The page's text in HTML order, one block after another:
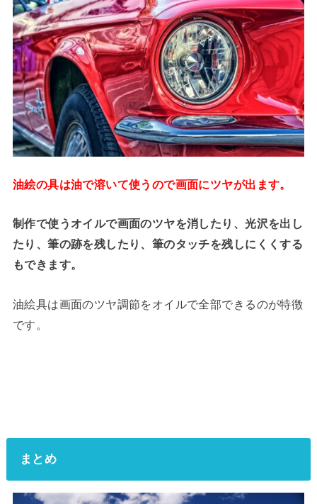
油絵の具は油で溶いて使うので画面にツヤが出ます。
制作で使うオイルで画面のツヤを消したり、光沢を出し
たり、筆の跡を残したり、筆のタッチを残しにくくする
もできます。
油絵具は画面のツヤ調節をオイルで全部できるのが特徴
です。
まとめ